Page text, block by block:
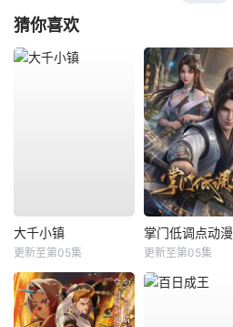
猜你喜欢
大千小镇
更新至第05集
掌门低调点动漫
更新至第05集